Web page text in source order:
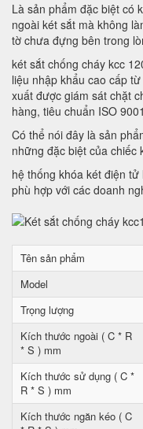
Là sản phẩm đặc biệt có
ngoài két sắt mà không
tờ chưa đựng bên trong
két sắt chống cháy kcc
liệu nhập khẩu cao cấp
xuất được giám sát chặt
hàng, tiêu chuẩn ISO
Có thể nói đây là sản
những đặc biệt của chiếc
hệ thống khóa két điện
phù hợp với các doanh
Tên sản phẩm
Model
Trọng lượng
Kích thước ngoài ( C * R
* S ) mm
Kích thước sử dụng ( C *
R * S ) mm
Kích thước ngăn kéo ( C